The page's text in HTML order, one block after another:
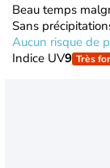
Beau temps
Sans
Aucun risque de
Indice UV9 Très